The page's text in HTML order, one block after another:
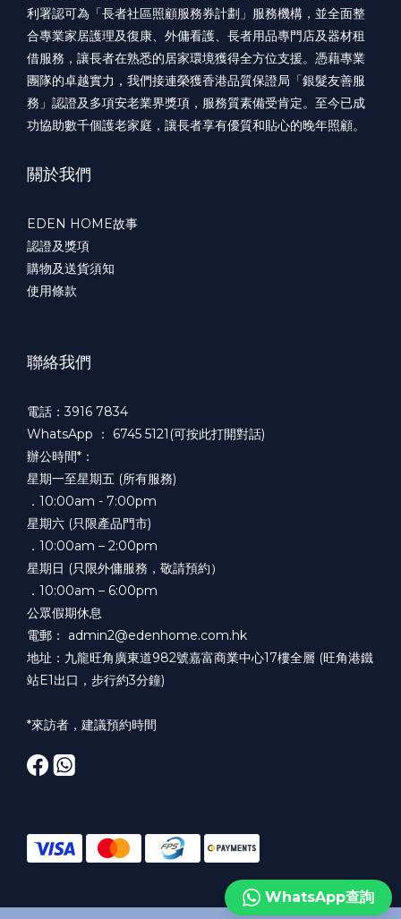
利署認可為「長者社區照顧服務券計劃」服務機構，並全面整
合專業家居護理及復康、外傭看護、長者用品專門店及器材租
借服務，讓長者在熟悉的居家環境獲得全方位支援。憑藉專業
團隊的卓越實力，我們接連榮獲香港品質保證局「銀髮友善服
務」認證及多項安老業界獎項，服務質素備受肯定。至今已成
功協助數千個護老家庭，讓長者享有優質和貼心的晚年照顧。
關於我們
EDEN HOME故事
認證及獎項
購物及送貨須知
使用條款
聯絡我們
電話：3916 7834
WhatsApp ： 6745 5121(可按此打開對話)
辦公時間*：
星期一至星期五 (所有服務)
．10:00am - 7:00pm
星期六 (只限產品門市)
．10:00am – 2:00pm
星期日 (只限外傭服務，敬請預約）
．10:00am – 6:00pm
公眾假期休息
電郵： admin2@edenhome.com.hk
地址：九龍旺角廣東道982號嘉富商業中心17樓全層 (旺角港鐵
站E1出口，步行約3分鐘)
*來訪者，建議預約時間
WhatsApp查詢